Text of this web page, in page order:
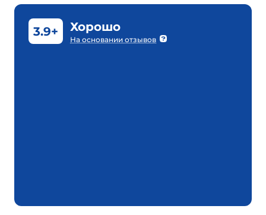
3.9+ Хорошо
На основании отзывов